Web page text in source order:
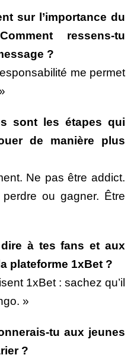
sur l’importance du
ressens-tu
?
me permet
sont les étapes qui
de manière plus
Ne pas être addict.
ou gagner. Être
à tes fans et aux
plateforme 1xBet ?
1xBet : sachez qu’il
»
tu aux jeunes
?